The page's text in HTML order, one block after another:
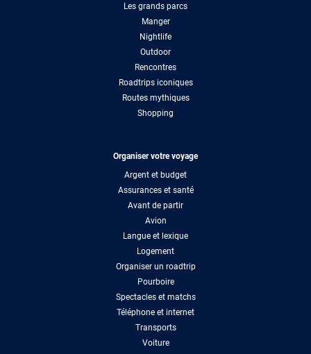
Les grands parcs
Manger
Nightlife
Outdoor
Rencontres
Roadtrips iconiques
Routes mythiques
Shopping
Organiser votre voyage
Argent et budget
Assurances et santé
Avant de partir
Avion
Langue et lexique
Logement
Organiser un roadtrip
Pourboire
Spectacles et matchs
Téléphone et internet
Transports
Voiture